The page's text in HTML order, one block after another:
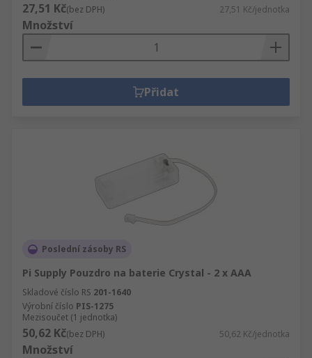
27,51 Kč(bez DPH) 27,51 Kč/jednotka
Množství
Přidat
Poslední zásoby RS
Pi Supply Pouzdro na baterie Crystal - 2 x AAA
Skladové číslo RS 201-1640
Výrobní číslo PIS-1275
Mezisoučet (1 jednotka)
50,62 Kč(bez DPH) 50,62 Kč/jednotka
Množství